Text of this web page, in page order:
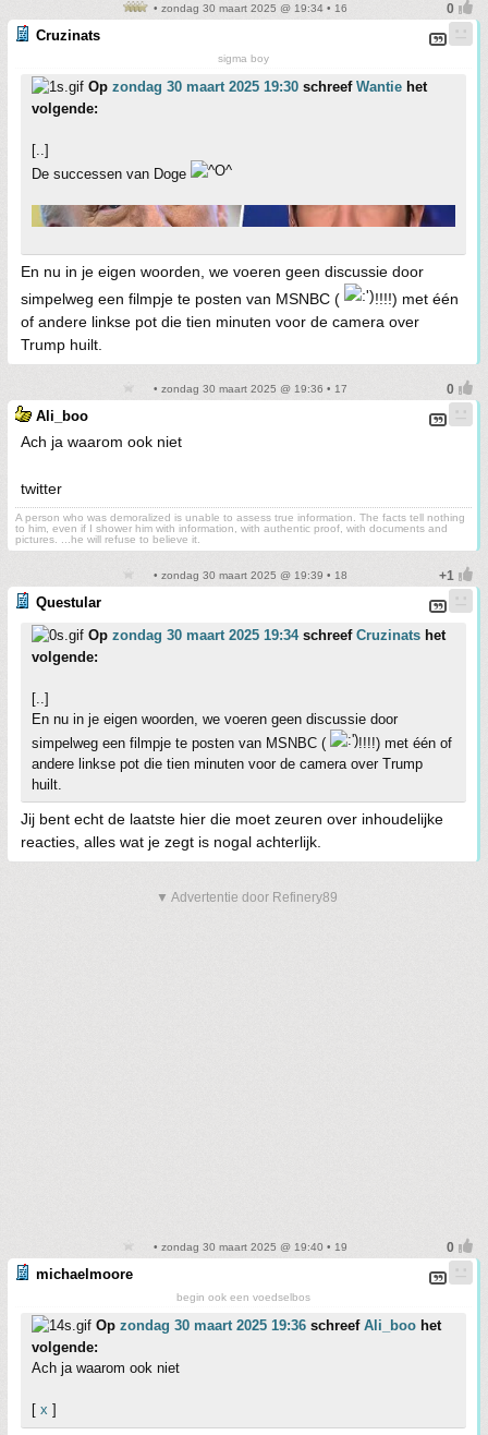
• zondag 30 maart 2025 @ 19:34 • 16
Cruzinats
sigma boy
Op zondag 30 maart 2025 19:30 schreef Wantie het
volgende:
[..]
De successen van Doge
En nu in je eigen woorden, we voeren geen discussie door
simpelweg een filmpje te posten van MSNBC (
!!!!) met één
of andere linkse pot die tien minuten voor de camera over
Trump huilt.
• zondag 30 maart 2025 @ 19:36 • 17
Ali_boo
Ach ja waarom ook niet
twitter
A person who was demoralized is unable to assess true information. The facts tell nothing
to him, even if I shower him with information, with authentic proof, with documents and
pictures. ...he will refuse to believe it.
• zondag 30 maart 2025 @ 19:39 • 18
Questular
Op zondag 30 maart 2025 19:34schreef Cruzinats het
volgende:
[..]
En nu in je eigen woorden, we voeren geen discussie door
simpelweg een filmpje te posten van MSNBC (
!!!!) met één of
andere linkse pot die tien minuten voor de camera over Trump
huilt.
Jij bent echt de laatste hier die moet zeuren over inhoudelijke
reacties, alles wat je zegt is nogal achterlijk.
▼ Advertentie door Refinery89
• zondag 30 maart 2025 @ 19:40 • 19
michaelmoore
begin ook een voedselbos
Op zondag 30 maart 2025 19:36 schreef Ali_boo het
volgende:
Ach ja waarom ook niet
[ x ]